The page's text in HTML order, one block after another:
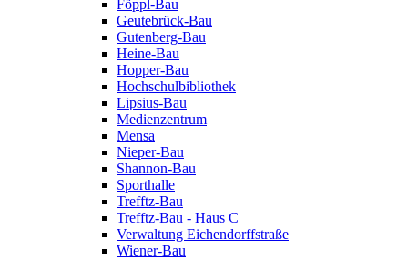
Föppl-Bau
Geutebrück-Bau
Gutenberg-Bau
Heine-Bau
Hopper-Bau
Hochschulbibliothek
Lipsius-Bau
Medienzentrum
Mensa
Nieper-Bau
Shannon-Bau
Sporthalle
Trefftz-Bau
Trefftz-Bau - Haus C
Verwaltung Eichendorffstraße
Wiener-Bau